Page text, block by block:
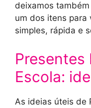
deixamos
um dos itens para
simples, rápida e
Presentes
Escola:
As ideias úteis de